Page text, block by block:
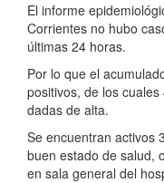
El informe
Corrientes no hubo
últimas 24 horas.
Por lo que el
positivos, de los
dadas de alta.
Se encuentran activos
buen estado de salud,
en sala general del